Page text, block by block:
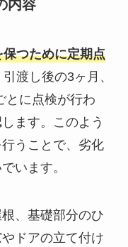
内容
つために定期点
渡し後の3ヶ月、
とに点検が行わ
ます。このよう
うことで、劣化
います。
、基礎部分のひ
ドアの立て付け